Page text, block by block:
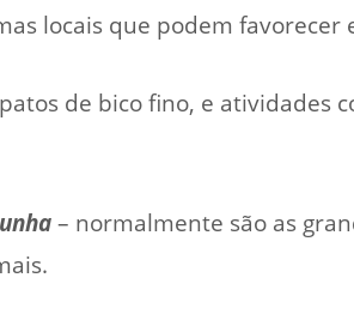
locais que podem favorecer
de bico fino, e atividades
– normalmente são as